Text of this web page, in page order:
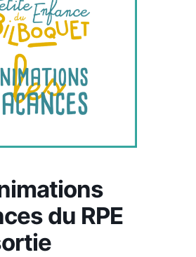
du RPE